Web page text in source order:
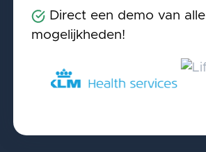
Direct een demo van alle
mogelijkheden!